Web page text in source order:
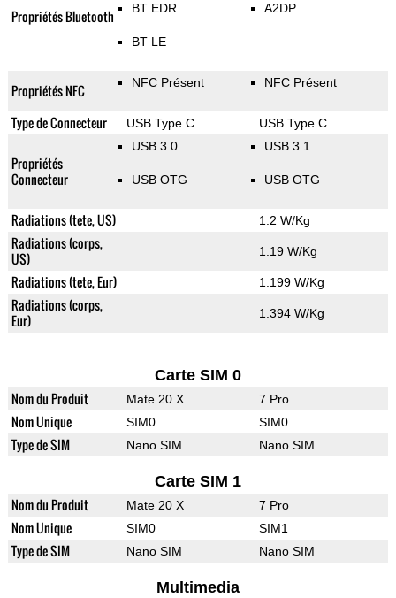
Propriétés Bluetooth BT EDR
BT LE
A2DP
Propriétés NFC NFC Présent NFC Présent
Type de Connecteur USB Type C USB Type C
Propriétés
Connecteur
USB 3.0
USB OTG
USB 3.1
USB OTG
Radiations (tete, US) 1.2 W/Kg
Radiations (corps,
US)
1.19 W/Kg
Radiations (tete, Eur) 1.199 W/Kg
Radiations (corps,
Eur)
1.394 W/Kg
Carte SIM 0
Nom du Produit Mate 20 X 7 Pro
Nom Unique SIM0 SIM0
Type de SIM Nano SIM Nano SIM
Carte SIM 1
Nom du Produit Mate 20 X 7 Pro
Nom Unique SIM0 SIM1
Type de SIM Nano SIM Nano SIM
Multimedia